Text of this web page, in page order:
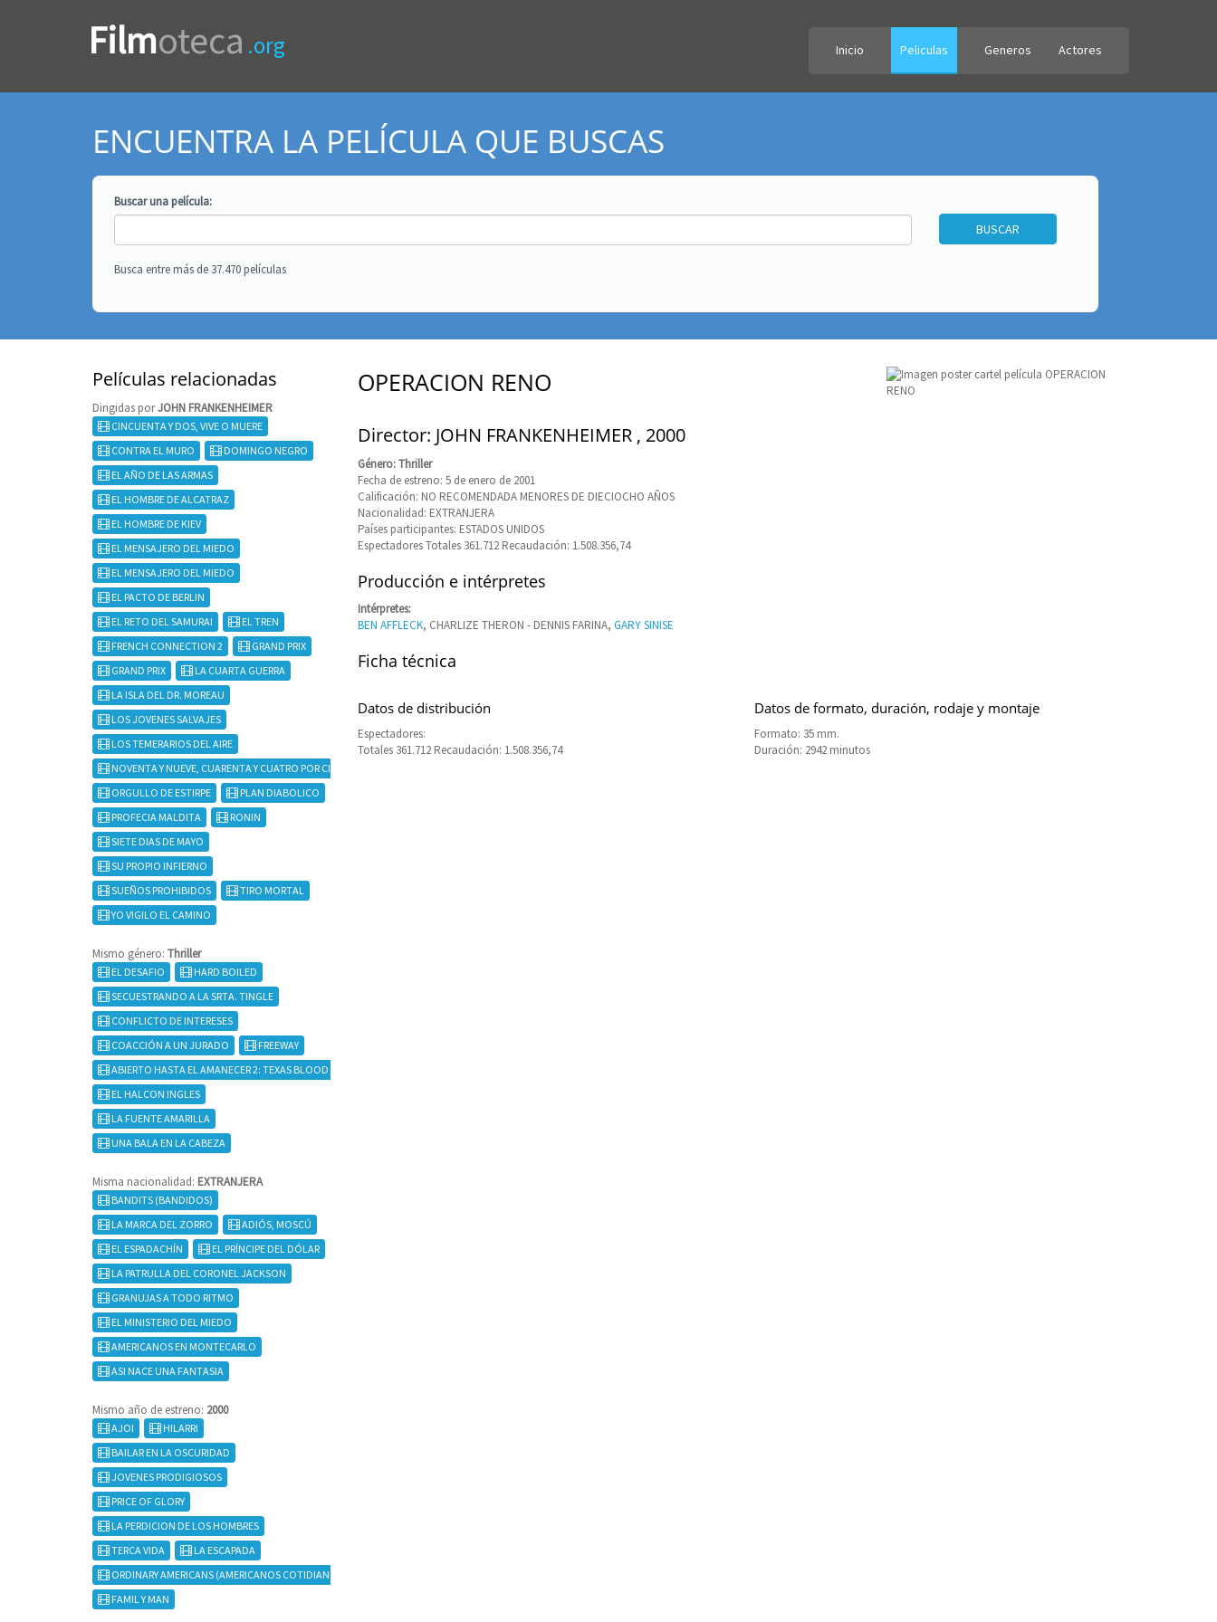
Filmoteca .org Inicio Peliculas Generos Actores
ENCUENTRA LA PELÍCULA QUE BUSCAS
Buscar unapelícula:
Busca entre más de 37.470 películas
Películas relacionadas
Dirigidas porJOHN FRANKENHEIMER
CINCUENTA Y DOS, VIVE O MUERE
CONTRA EL MURO
DOMINGO NEGRO
EL AÑO DE LAS ARMAS
EL HOMBRE DE ALCATRAZ
EL HOMBRE DE KIEV
EL MENSAJERO DEL MIEDO
EL MENSAJERO DEL MIEDO
EL PACTO DE BERLIN
EL RETO DEL SAMURAI
EL TREN
FRENCH CONNECTION 2
GRAND PRIX
GRAND PRIX
LA CUARTA GUERRA
LA ISLA DEL DR. MOREAU
LOS JOVENES SALVAJES
LOS TEMERARIOS DEL AIRE
NOVENTA Y NUEVE, CUARENTA Y CUATRO POR CIENTO MUERTO
ORGULLO DE ESTIRPE
PLAN DIABOLICO
PROFECIA MALDITA
RONIN
SIETE DIAS DE MAYO
SU PROPIO INFIERNO
SUEÑOS PROHIBIDOS
TIRO MORTAL
YO VIGILO EL CAMINO
Mismo género: Thriller
EL DESAFIO
HARD BOILED
SECUESTRANDO A LA SRTA. TINGLE
CONFLICTO DE INTERESES
COACCIÓN A UN JURADO
FREEWAY
ABIERTO HASTA EL AMANECER 2: TEXAS BLOOD MONEY
EL HALCON INGLES
LA FUENTE AMARILLA
UNA BALA EN LA CABEZA
Misma nacionalidad: EXTRANJERA
BANDITS (BANDIDOS)
LA MARCA DEL ZORRO
ADIÓS, MOSCÚ
EL ESPADACHÍN
EL PRÍNCIPE DEL DÓLAR
LA PATRULLA DEL CORONEL JACKSON
GRANUJAS A TODO RITMO
EL MINISTERIO DEL MIEDO
AMERICANOS EN MONTECARLO
ASI NACE UNA FANTASIA
Mismo año de estreno: 2000
AJOI
HILARRI
BAILAR EN LA OSCURIDAD
JOVENES PRODIGIOSOS
PRICE OF GLORY
LA PERDICION DE LOS HOMBRES
TERCA VIDA
LA ESCAPADA
ORDINARY AMERICANS (AMERICANOS COTIDIANOS)
FAMIL Y MAN
OPERACION RENO
Director: JOHN FRANKENHEIMER , 2000
Género: Thriller
Fecha de estreno: 5 de enero de 2001
Calificación: NO RECOMENDADA MENORES DE DIECIOCHO AÑOS
Nacionalidad: EXTRANJERA
Países participantes: ESTADOS UNIDOS
Espectadores Totales 361.712 Recaudación: 1.508.356,74
Producción e intérpretes
Intérpretes:
BEN AFFLECK, CHARLIZE THERON - DENNIS FARINA, GARY SINISE
Ficha técnica
Datos de distribución
Espectadores:
Totales 361.712 Recaudación: 1.508.356,74
Datos de formato, duración, rodaje y montaje
Formato: 35 mm.
Duración: 2942 minutos